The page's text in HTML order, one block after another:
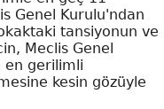
Genel Kurulu'ndan
tansiyonun ve
Meclis Genel
en gerilimli
kesin gözüyle